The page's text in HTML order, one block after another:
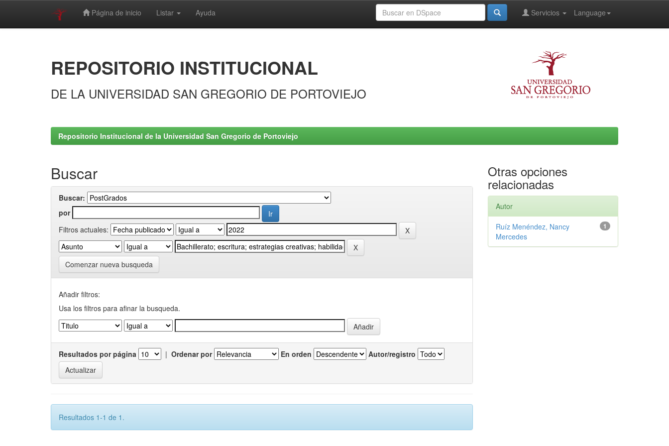
Página de inicio Listar Ayuda Language
Servicios
REPOSITORIO INSTITUCIONAL
DE LA UNIVERSIDAD SAN GREGORIO DE PORTOVIEJO
Repositorio Institucional de la Universidad San Gregorio de Portoviejo
Buscar
Buscar:
por
Filtros actuales:
Comenzar nueva busqueda
Añadir filtros:
Usa los filtros para afinar la busqueda.
Resultados por página | Ordenar por En orden Autor/registro
Resultados 1-1 de 1.
Otras opciones
relacionadas
Autor
1
Ruíz Menéndez, Nancy
Mercedes